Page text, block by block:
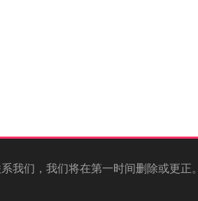
我们，我们将在第一时间删除或更正。